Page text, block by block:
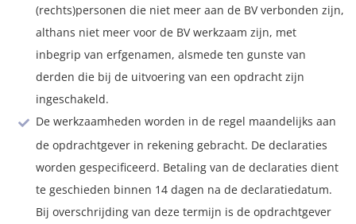
(rechts)personen die niet meer aan de BV verbonden zijn,
althans niet meer voor de BV werkzaam zijn, met
inbegrip van erfgenamen, alsmede ten gunste van
derden die bij de uitvoering van een opdracht zijn
ingeschakeld.
De werkzaamheden worden in de regel maandelijks aan
de opdrachtgever in rekening gebracht. De declaraties
worden gespecificeerd. Betaling van de declaraties dient
te geschieden binnen 14 dagen na de declaratiedatum.
Bij overschrijding van deze termijn is de opdrachtgever